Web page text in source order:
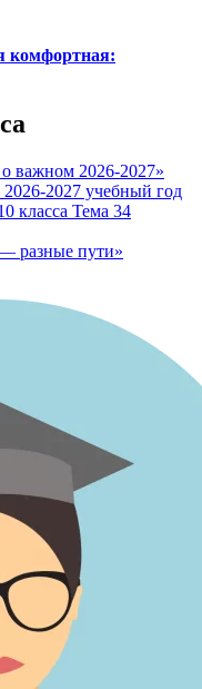
комфортная:
важном 2026-2027»
2027 учебный год
класса Тема 34
разные пути»